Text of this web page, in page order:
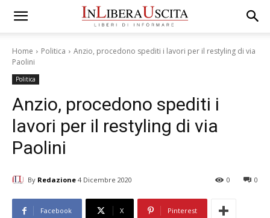
Home Politica
Anzio, procedono spediti i lavori per il restyling di via
Paolini
Politica
Anzio, procedono spediti i
lavori per il restyling di via
Paolini
By Redazione 4 Dicembre 2020 0
0
Facebook X Pinterest